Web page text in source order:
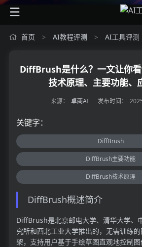
首页 > AI教程评测 > AI工具评测
DiffBrush是什么？一文让你
技术原理、主要功能、
来源： 卓商AI 发布时间：
关键字：
DiffBrush
DiffBrush主要功能
DiffBrush技术原理
DiffBrush概述简介
DiffBrush是北京邮电大学、清华大学、
究所和西北工业大学推出的，无需训练
架，支持用户基于手绘草图直观地控制